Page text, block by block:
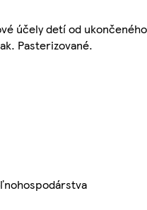
účely detí od ukončeného
Pasterizované.